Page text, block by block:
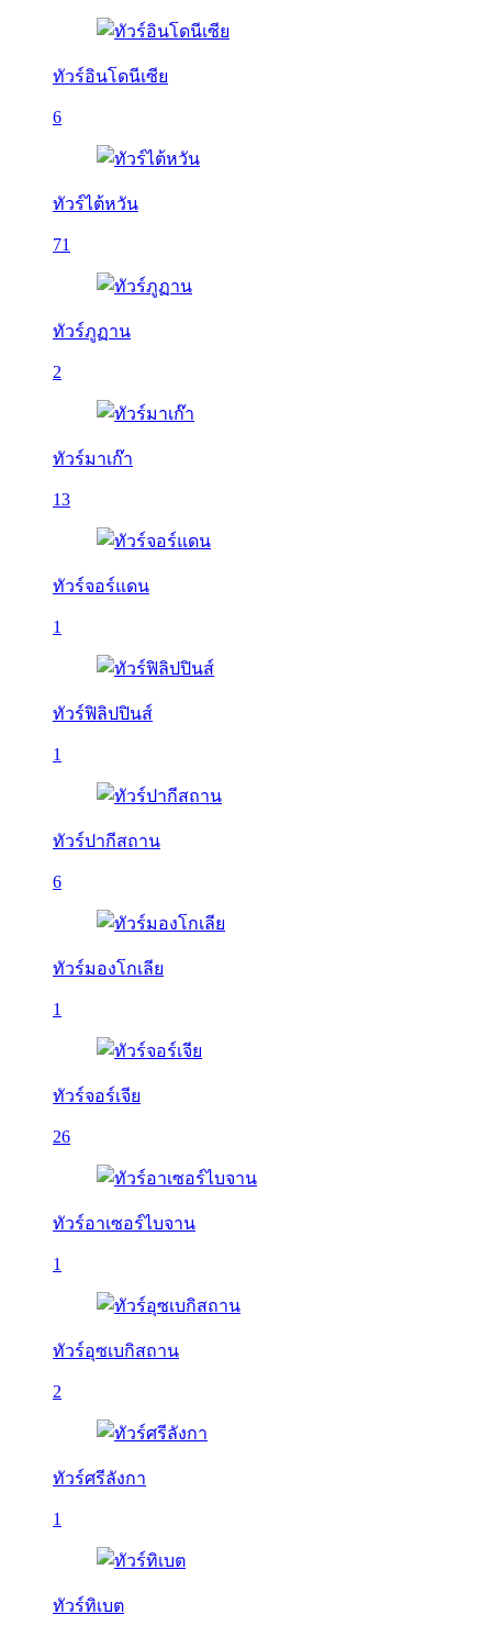
ทัวร์อินโดนีเซีย
6
ทัวร์ไต้หวัน
71
ทัวร์ภูฏาน
2
ทัวร์มาเก๊า
13
ทัวร์จอร์แดน
1
ทัวร์ฟิลิปปินส์
1
ทัวร์ปากีสถาน
6
ทัวร์มองโกเลีย
1
ทัวร์จอร์เจีย
26
ทัวร์อาเซอร์ไบจาน
1
ทัวร์อุซเบกิสถาน
2
ทัวร์ศรีลังกา
1
ทัวร์ทิเบต